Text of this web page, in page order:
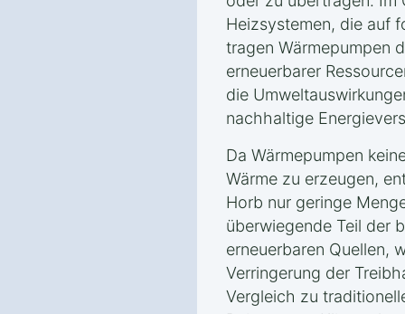
Heizsystemen, die auf
tragen Wärmepumpen
erneuerbarer
die
nachhaltige
Da Wärmepumpen
Wärme zu erzeugen,
Horb nur geringe
überwiegende Teil der
erneuerbaren Quellen,
Verringerung der
Vergleich zu